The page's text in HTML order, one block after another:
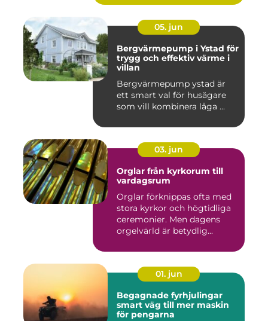
05. jun
Bergvärmepump i Ystad för
trygg och effektiv värme i
villan
Bergvärmepump ystad är
ett smart val för husägare
som vill kombinera låga ...
03. jun
Orglar från kyrkorum till
vardagsrum
Orglar förknippas ofta med
stora kyrkor och högtidliga
ceremonier. Men dagens
orgelvärld är betydlig...
01. jun
Begagnade fyrhjulingar
smart väg till mer maskin
för pengarna